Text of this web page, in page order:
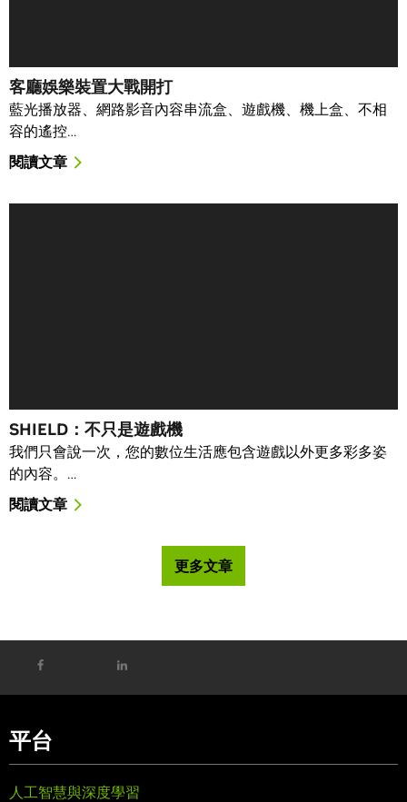
客廳娛樂裝置大戰開打
藍光播放器、網路影音內容串流盒、遊戲機、機上盒、不相
容的遙控…
閱讀文章
SHIELD：不只是遊戲機
我們只會說一次，您的數位生活應包含遊戲以外更多彩多姿
的內容。…
閱讀文章
更多文章
平台
人工智慧與深度學習